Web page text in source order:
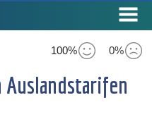
100% 0%